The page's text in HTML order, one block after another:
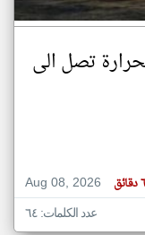
تصل الى
Aug 08, 2026
عدد الكلمات: ٦٤